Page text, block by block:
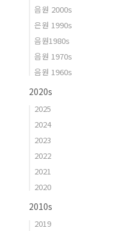
음원 2000s
은원 1990s
음원1980s
음원 1970s
음원 1960s
2020s
2025
2024
2023
2022
2021
2020
2010s
2019